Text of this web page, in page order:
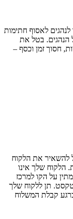
לאסוף חתימות
הנהגים. בטל את
חסוך זמן וכסף –
להשאיר את הלקוח
הלקוח שלך אינו
על הקו למרכז
תן ללקוח שלך
קבלת המשלוח